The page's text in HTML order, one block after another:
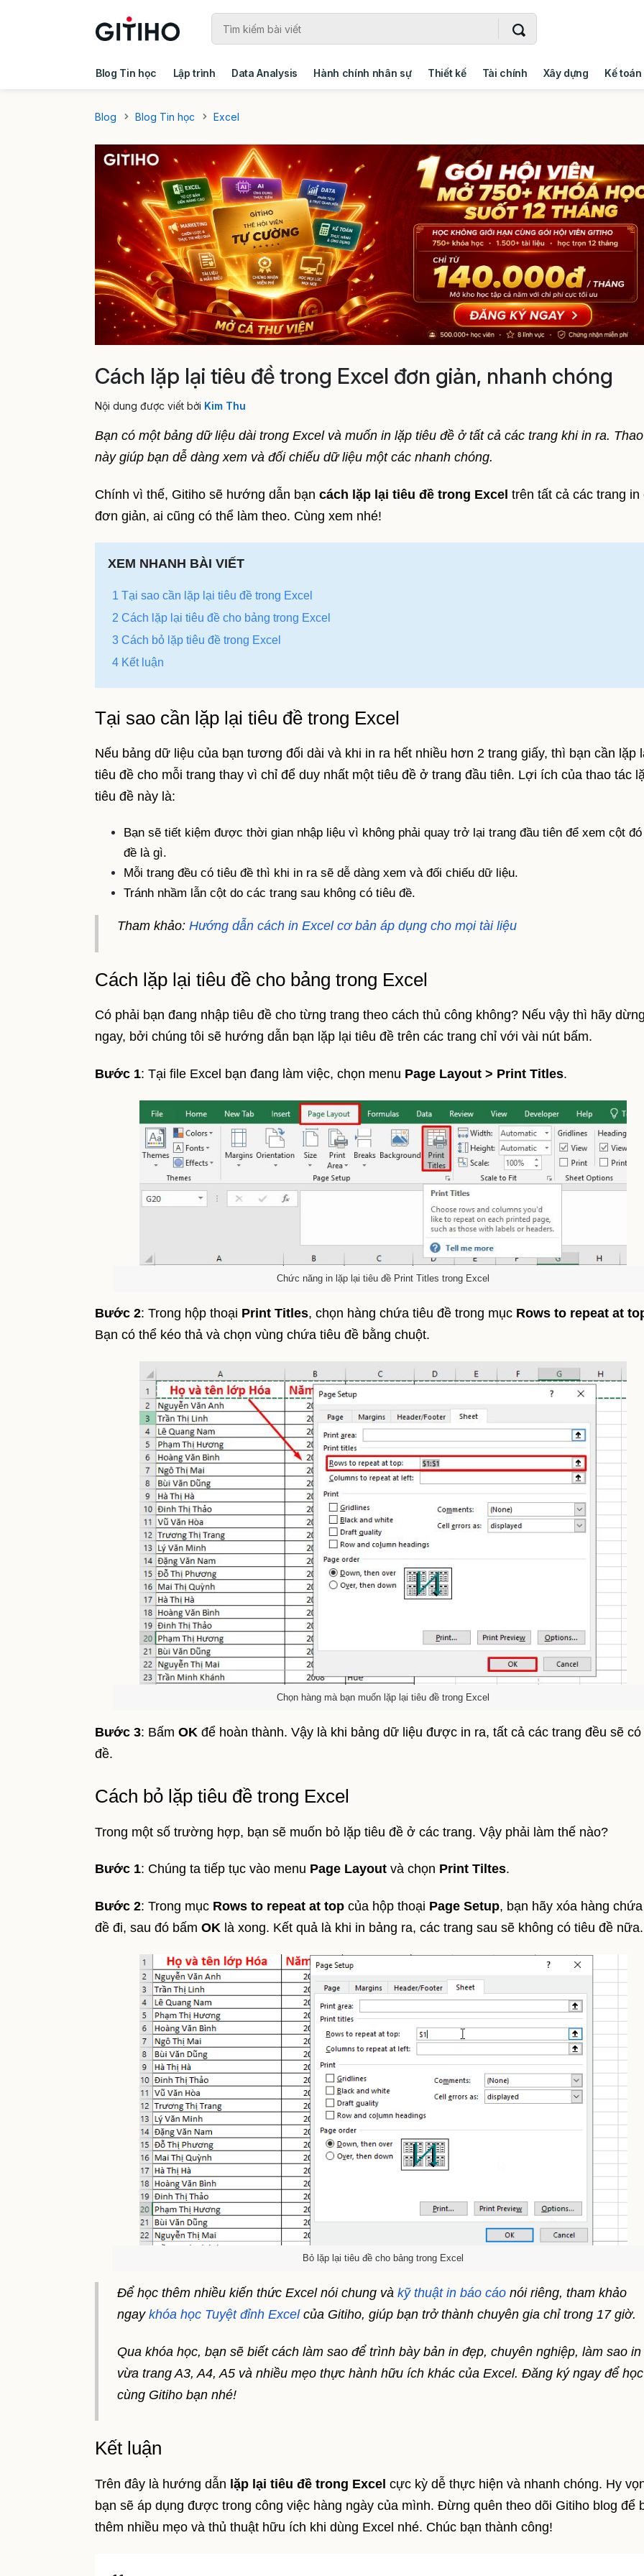
Blog Tin học Lập trình Data Analysis Hành chính nhân sự Thiết kế Tài chính Xây dựng Kế toán
Blog
Blog Tin học Excel
Cách lặp lại tiêu đề trong Excel đơn giản, nhanh chóng
Nội dung được viết bởi Kim Thu
Bạn có một bảng dữ liệu dài trong Excel và muốn in lặp tiêu đề ở tất cả các trang khi in ra.
này giúp bạn dễ dàng xem và đối chiếu dữ liệu một các nhanh chóng.
Chính vì thế, Gitiho sẽ hướng dẫn bạn cách lặp lại tiêu đề trong Excel trên tất cả các trang in
đơn giản, ai cũng có thể làm theo. Cùng xem nhé!
XEM NHANH BÀI VIẾT
1 Tại sao cần lặp lại tiêu đề trong Excel
2 Cách lặp lại tiêu đề cho bảng trong Excel
3 Cách bỏ lặp tiêu đề trong Excel
4 Kết luận
Tại sao cần lặp lại tiêu đề trong Excel
Nếu bảng dữ liệu của bạn tương đối dài và khi in ra hết nhiều hơn 2 trang giấy, thì bạn cần lặp
tiêu đề cho mỗi trang thay vì chỉ để duy nhất một tiêu đề ở trang đầu tiên. Lợi ích của thao tác
tiêu đề này là:
Bạn sẽ tiết kiệm được thời gian nhập liệu vì không phải quay trở lại trang đầu tiên để xem cột
đề là gì.
Mỗi trang đều có tiêu đề thì khi in ra sẽ dễ dàng xem và đối chiếu dữ liệu.
Tránh nhầm lẫn cột do các trang sau không có tiêu đề.
Tham khảo: Hướng dẫn cách in Excel cơ bản áp dụng cho mọi tài liệu
Cách lặp lại tiêu đề cho bảng trong Excel
Có phải bạn đang nhập tiêu đề cho từng trang theo cách thủ công không? Nếu vậy thì hãy
ngay, bởi chúng tôi sẽ hướng dẫn bạn lặp lại tiêu đề trên các trang chỉ với vài nút bấm.
Bước 1: Tại file Excel bạn đang làm việc, chọn menu Page Layout > Print Titles.
Chức năng in lặp lại tiêu đề Print Titles trong Excel
Bước 2: Trong hộp thoại Print Titles, chọn hàng chứa tiêu đề trong mục Rows to repeat at
Bạn có thể kéo thả và chọn vùng chứa tiêu đề bằng chuột.
Chọn hàng mà bạn muốn lặp lại tiêu đề trong Excel
Bước 3: Bấm OK để hoàn thành. Vậy là khi bảng dữ liệu được in ra, tất cả các trang đều sẽ có
đề.
Cách bỏ lặp tiêu đề trong Excel
Trong một số trường hợp, bạn sẽ muốn bỏ lặp tiêu đề ở các trang. Vậy phải làm thế nào?
Bước 1: Chúng ta tiếp tục vào menu Page Layout và chọn Print Tiltes.
Bước 2: Trong mục Rows to repeat at top của hộp thoại Page Setup, bạn hãy xóa hàng
đề đi, sau đó bấm OK là xong. Kết quả là khi in bảng ra, các trang sau sẽ không có tiêu đề nữa.
Bỏ lặp lại tiêu đề cho bảng trong Excel
Để học thêm nhiều kiến thức Excel nói chung và kỹ thuật in báo cáonói riêng, tham khảo
ngay khóa học Tuyệt đỉnh Excelcủa Gitiho, giúp bạn trở thành chuyên gia chỉ trong 17 giờ.
Qua khóa học, bạn sẽ biết cách làm sao để trình bày bản in đẹp, chuyên nghiệp, làm sao in
vừa trang A3, A4, A5 và nhiều mẹo thực hành hữu ích khác của Excel. Đăng ký ngay để học
cùng Gitiho bạn nhé!
Kết luận
Trên đây là hướng dẫn lặp lại tiêu đề trong Excel cực kỳ dễ thực hiện và nhanh chóng. Hy
bạn sẽ áp dụng được trong công việc hàng ngày của mình. Đừng quên theo dõi Gitiho blog để
thêm nhiều mẹo và thủ thuật hữu ích khi dùng Excel nhé. Chúc bạn thành công!